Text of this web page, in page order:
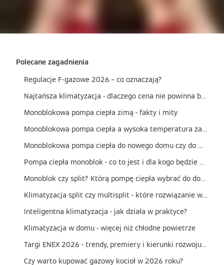
Polecane zagadnienia
Regulacje F-gazowe 2026 – co oznaczają?
Najtańsza klimatyzacja - dlaczego cena nie powinna być jedynym kryterium wyboru?
Monoblokowa pompa ciepła zimą - fakty i mity
Monoblokowa pompa ciepła a wysoka temperatura zasilania - czy nadaje się do grzejników?
Monoblokowa pompa ciepła do nowego domu czy do modernizacji? Kiedy to najlepszy wybór?
Pompa ciepła monoblok - co to jest i dla kogo będzie najlepszym wyborem?
Monoblok czy split? Którą pompę ciepła wybrać do domu?
Klimatyzacja split czy multisplit - które rozwiązanie wybrać?
Inteligentna klimatyzacja - jak działa w praktyce?
Klimatyzacja w domu - więcej niż chłodne powietrze
Targi ENEX 2026 - trendy, premiery i kierunki rozwoju energetyki
Czy warto kupować gazowy kocioł w 2026 roku?